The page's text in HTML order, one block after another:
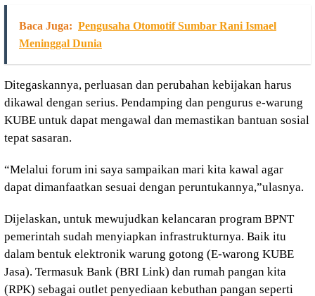
Baca Juga: Pengusaha Otomotif Sumbar Rani Ismael
Meninggal Dunia
Ditegaskannya, perluasan dan perubahan kebijakan harus
dikawal dengan serius. Pendamping dan pengurus e-warung
KUBE untuk dapat mengawal dan memastikan bantuan sosial
tepat sasaran.
“Melalui forum ini saya sampaikan mari kita kawal agar
dapat dimanfaatkan sesuai dengan peruntukannya,”ulasnya.
Dijelaskan, untuk mewujudkan kelancaran program BPNT
pemerintah sudah menyiapkan infrastrukturnya. Baik itu
dalam bentuk elektronik warung gotong (E-warong KUBE
Jasa). Termasuk Bank (BRI Link) dan rumah pangan kita
(RPK) sebagai outlet penyediaan kebuthan pangan seperti